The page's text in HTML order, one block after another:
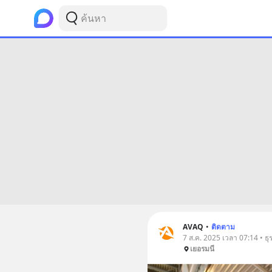
AVAQ • ติดตาม
7 ส.ค. 2025 เวลา 07:14 • ธุ
เยอรมนี